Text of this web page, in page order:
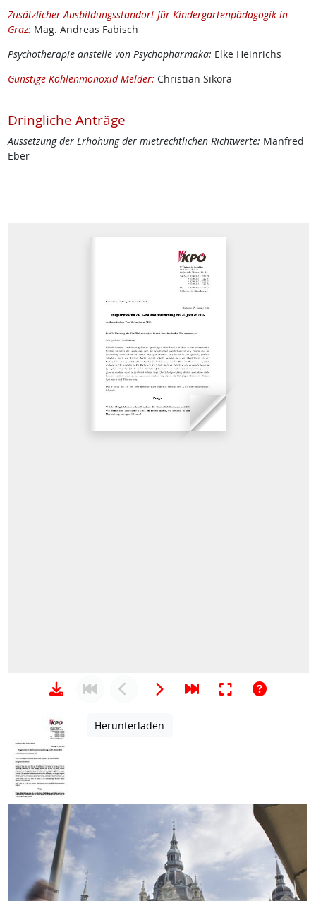
Zusätzlicher Ausbildungsstandort für Kindergartenpädagogik in
Graz: Mag. Andreas Fabisch
Psychotherapie anstelle von Psychopharmaka: Elke Heinrichs
Günstige Kohlenmonoxid-Melder: Christian Sikora
Dringliche Anträge
Aussetzung der Erhöhung der mietrechtlichen Richtwerte: Manfred
Eber
Herunterladen